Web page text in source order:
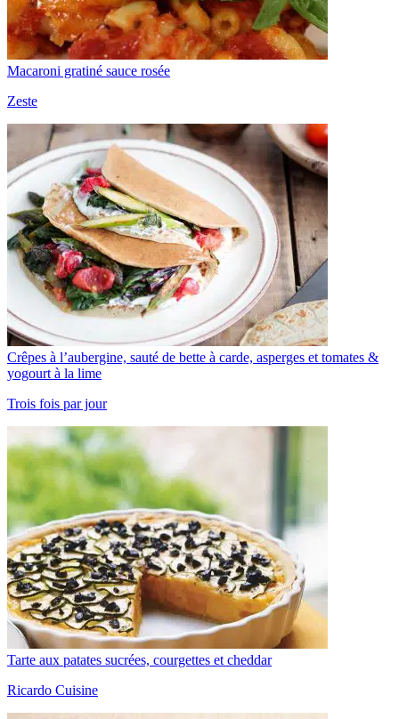
Macaroni gratiné sauce rosée
Zeste
Crêpes à l’aubergine, sauté de bette à carde, asperges et tomates &
yogourt à la lime
Trois fois par jour
Tarte aux patates sucrées, courgettes et cheddar
Ricardo Cuisine